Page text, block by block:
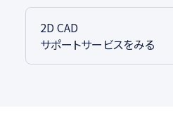
2D CAD
サポートサービスをみる